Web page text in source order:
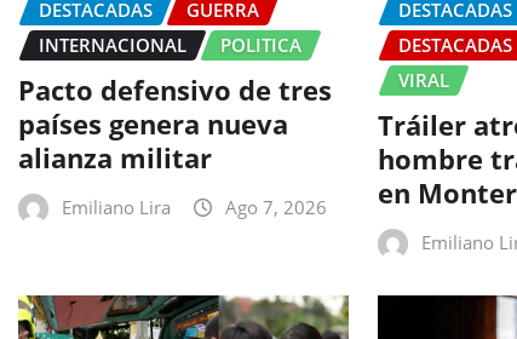
DESTACADAS
GUERRA
INTERNACIONAL
POLITICA
Pacto defensivo de tres
países genera nueva
alianza militar
Emiliano Lira Ago 7, 2026
DESTACADAS
DESTACADAS
VIRAL
Tráiler
hombre
en
Emiliano